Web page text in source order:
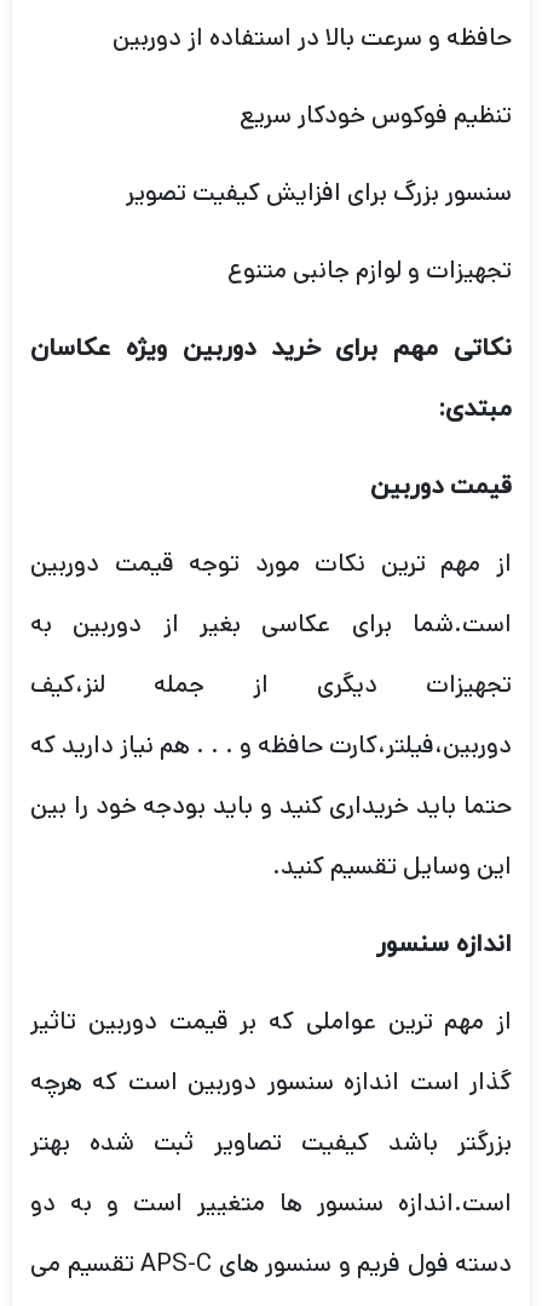
حافظه و سرعت بالا در استفاده از دوربین
تنظیم فوکوس خودکار سریع
سنسور بزرگ برای افزایش کیفیت تصویر
تجهیزات و لوازم جانبی متنوع
نکاتی مهم برای خرید دوربین ویژه عکاسان
مبتدی:
قیمت دوربین
از مهم ترین نکات مورد توجه قیمت دوربین
است.شما برای عکاسی بغیر از دوربین به
تجهیزات دیگری از جمله لنز،کیف
دوربین،فیلتر،کارت حافظه و . . . هم نیاز دارید که
حتما باید خریداری کنید و باید بودجه خود را بین
این وسایل تقسیم کنید.
اندازه سنسور
از مهم ترین عواملی که بر قیمت دوربین تاثیر
گذار است اندازه سنسور دوربین است که هرچه
بزرگتر باشد کیفیت تصاویر ثبت شده بهتر
است.اندازه سنسور ها متغییر است و به دو
دسته فول فریم و سنسور های APS-C تقسیم می